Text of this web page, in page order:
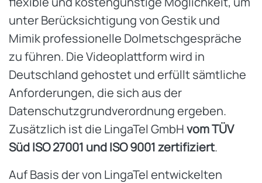
unter Berücksichtigung von Gestik und
Mimik professionelle Dolmetschgespräche
zu führen. Die Videoplattform wird in
Deutschland gehostet und erfüllt sämtliche
Anforderungen, die sich aus der
Datenschutzgrundverordnung ergeben.
Zusätzlich ist die LingaTel GmbHvom TÜV
Süd ISO 27001 und ISO 9001 zertifiziert.
Auf Basis der von LingaTel entwickelten